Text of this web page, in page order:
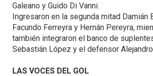
Galeano y Guido Di Vanni.
Ingresaron en la segunda mitad Damián
Facundo Ferreyra y Hernán Pereyra,
también integraron el banco de
Sebastián López y el defensor
LAS VOCES DEL GOL